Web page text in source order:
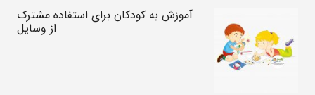
آموزش به کودکان برای استفاده مشترک
از وسایل